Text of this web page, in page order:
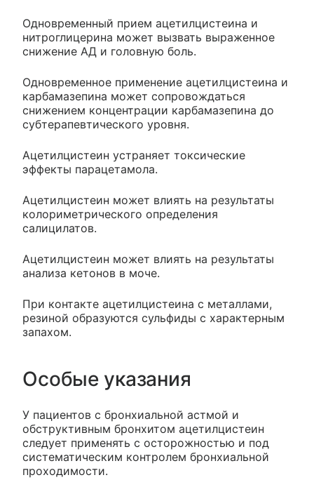
Одновременный прием ацетилцистеина и
нитроглицерина может вызвать выраженное
снижение АД и головную боль.
Одновременное применение ацетилцистеина и
карбамазепина может сопровождаться
снижением концентрации карбамазепина до
субтерапевтического уровня.
Ацетилцистеин устраняет токсические
эффекты парацетамола.
Ацетилцистеин может влиять на результаты
колориметрического определения
салицилатов.
Ацетилцистеин может влиять на результаты
анализа кетонов в моче.
При контакте ацетилцистеина с металлами,
резиной образуются сульфиды с характерным
запахом.
Особые указания
У пациентов с бронхиальной астмой и
обструктивным бронхитом ацетилцистеин
следует применять с осторожностью и под
систематическим контролем бронхиальной
проходимости.